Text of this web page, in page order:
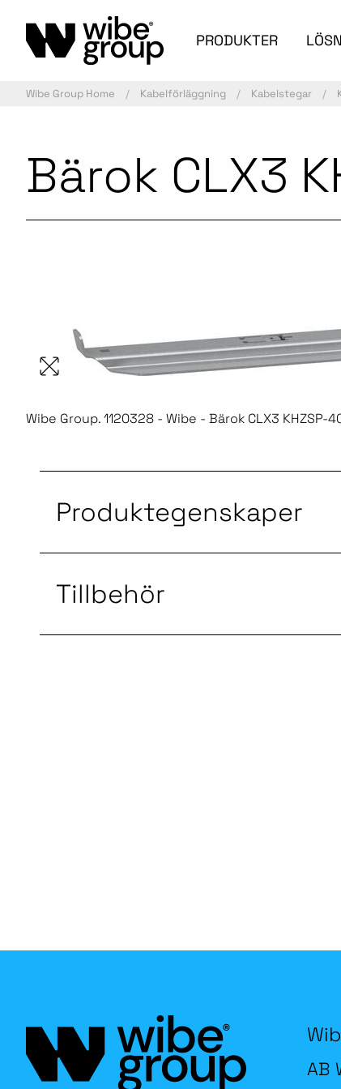
PRODUKTER
Wibe Group Home Kabelförläggning Kabelstegar
Bärok CLX3
Wibe Group. 1120328 - Wibe - Bärok CLX3
Produktegenskaper
Tillbehör
AB